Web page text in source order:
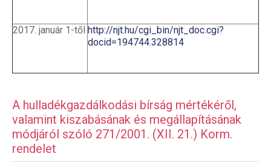
2017. január 1-től http://njt.hu/cgi_bin/njt_doc.cgi?
docid=194744.328814
A hulladékgazdálkodási bírság mértékéről,
valamint kiszabásának és megállapításának
módjáról szóló 271/2001. (XII. 21.) Korm.
rendelet